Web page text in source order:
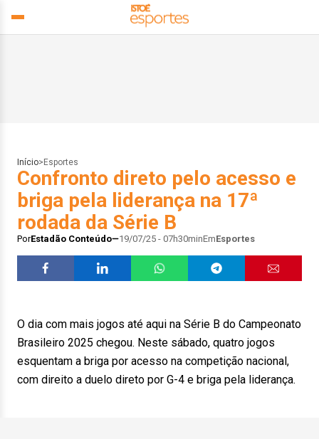
Início> Esportes
Confronto direto pelo acesso e
briga pela liderança na 17ª
rodada da Série B
PorEstadão Conteúdo 19/07/25 - 07h30minEmEsportes
O dia com mais jogos até aqui na Série B do Campeonato
Brasileiro 2025 chegou. Neste sábado, quatro jogos
esquentam a briga por acesso na competição nacional,
com direito a duelo direto por G-4 e briga pela liderança.